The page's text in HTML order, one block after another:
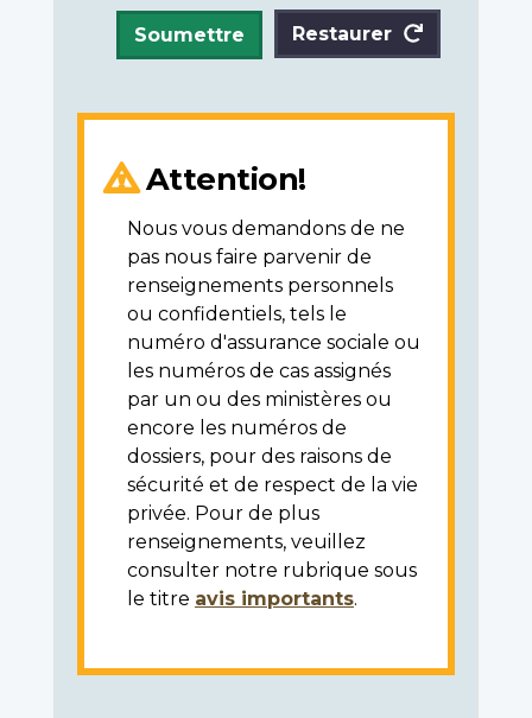
Soumettre Restaurer
Attention!
Nous vous demandons de ne
pas nous faire parvenir de
renseignements personnels
ou confidentiels, tels le
numéro d'assurance sociale ou
les numéros de cas assignés
par un ou des ministères ou
encore les numéros de
dossiers, pour des raisons de
sécurité et de respect de la vie
privée. Pour de plus
renseignements, veuillez
consulter notre rubrique sous
le titre avis importants.